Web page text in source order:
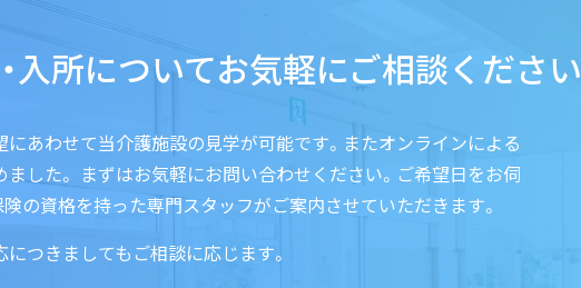
入所についてお気軽にご相談ください
にあわせて当介護施設の見学が可能です。またオンラインによる
ました。 まずはお気軽にお問い合わせください。ご希望日をお伺
の資格を持った専門スタッフがご案内させていただきます。
つきましてもご相談に応じます。